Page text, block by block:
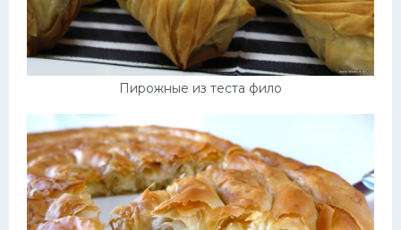
Пирожные из теста фило